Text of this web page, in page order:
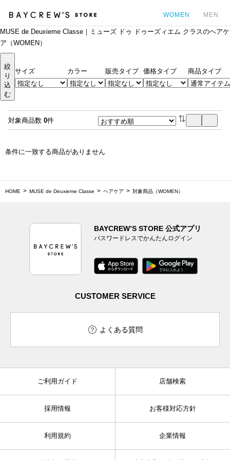
WOMEN MEN
MUSE de Deuxieme Classe｜ミューズ ドゥ ドゥーズィエム クラスのヘアケ
ア（WOMEN）
絞
り
込
む
サイズ カラー 販売タイプ 価格タイプ 商品タイプ
対象商品数 0件
条件に一致する商品がありません
HOME MUSE de Deuxieme Classe ヘアケア 対象商品（WOMEN）
BAYCREW’S STORE 公式アプリ
パスワードレスでかんたんログイン
CUSTOMER SERVICE
よくある質問
ご利用ガイド 店舗検索
採用情報 お客様対応方針
利用規約 企業情報